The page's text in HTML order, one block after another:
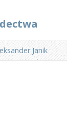
Janik